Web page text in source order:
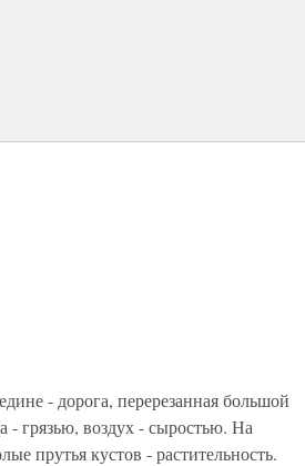
- дорога, перерезанная большой
- грязью, воздух - сыростью. На
прутья кустов - растительность.